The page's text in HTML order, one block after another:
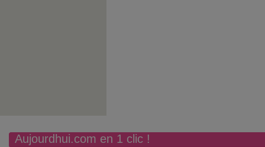
Aujourdhui.com en 1 clic !